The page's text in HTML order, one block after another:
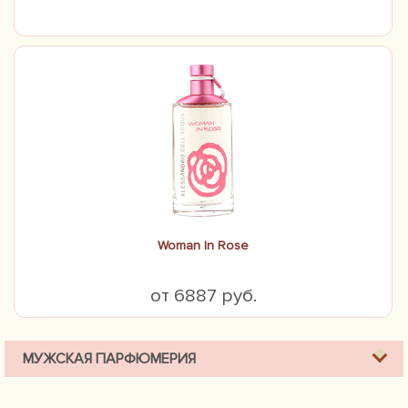
Woman In Rose
от 6887 руб.
МУЖСКАЯ ПАРФЮМЕРИЯ